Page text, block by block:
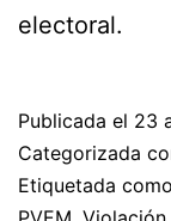
electoral.
Publicada el 23
Categorizada
Etiquetada como